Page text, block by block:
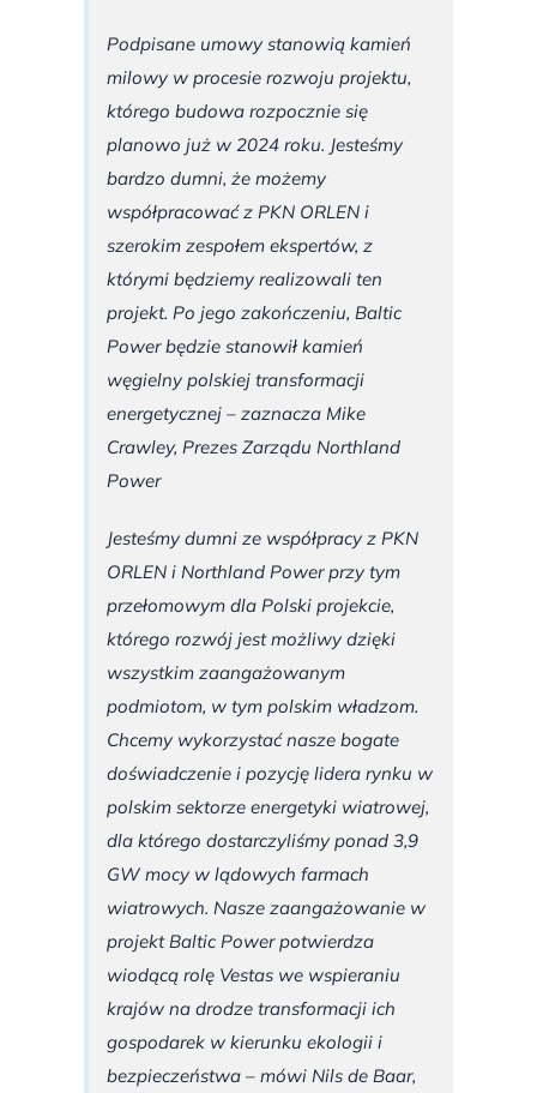
Podpisane umowy stanowią kamień
milowy w procesie rozwoju projektu,
którego budowa rozpocznie się
planowo już w 2024 roku. Jesteśmy
bardzo dumni, że możemy
współpracować z PKN ORLEN i
szerokim zespołem ekspertów, z
którymi będziemy realizowali ten
projekt. Po jego zakończeniu, Baltic
Power będzie stanowił kamień
węgielny polskiej transformacji
energetycznej – zaznacza Mike
Crawley, Prezes Zarządu Northland
Power
Jesteśmy dumni ze współpracy z PKN
ORLEN i Northland Power przy tym
przełomowym dla Polski projekcie,
którego rozwój jest możliwy dzięki
wszystkim zaangażowanym
podmiotom, w tym polskim władzom.
Chcemy wykorzystać nasze bogate
doświadczenie i pozycję lidera rynku w
polskim sektorze energetyki wiatrowej,
dla którego dostarczyliśmy ponad 3,9
GW mocy w lądowych farmach
wiatrowych. Nasze zaangażowanie w
projekt Baltic Power potwierdza
wiodącą rolę Vestas we wspieraniu
krajów na drodze transformacji ich
gospodarek w kierunku ekologii i
bezpieczeństwa – mówi Nils de Baar,